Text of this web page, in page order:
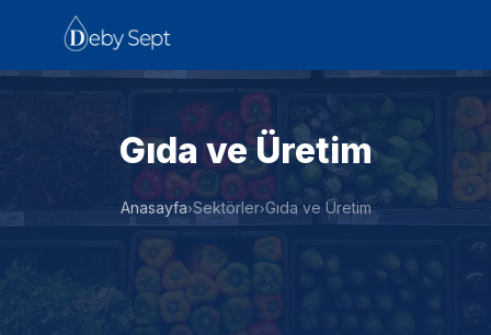
Gıda ve Üretim
Anasayfa›Sektörler›Gıda ve Üretim